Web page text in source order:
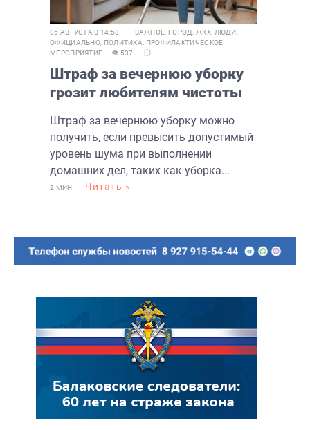
06 АВГУСТА В 14:58 — ВАЖНОЕ ГОРОД ,ЖКХ, ЛЮДИ
ОФИЦИАЛЬНО ПОЛИТИКА
ПРОФИЛАКТИЧЕСКОЕ
МЕРОПРИЯТИЕ — 👁 537 —
Штраф за вечернюю уборку
грозит любителям чистоты
Штраф за вечернюю уборку можно
получить, если превысить допустимый
уровень шума при выполнении
домашних дел, таких как уборка...
2 МИН Читать »